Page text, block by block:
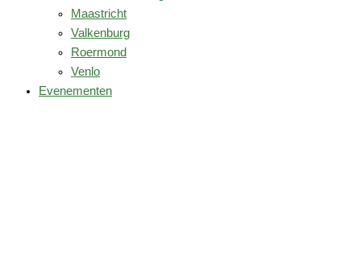
Maastricht
Valkenburg
Roermond
Venlo
Evenementen